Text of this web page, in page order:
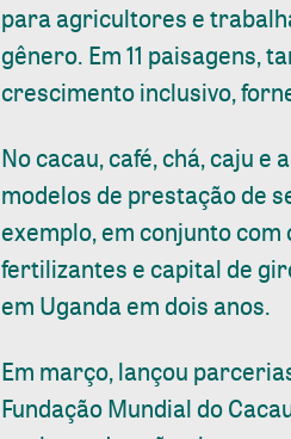
para agricultores e
gênero. Em 11 paisagens,
crescimento inclusivo,
No cacau, café, chá, caju
modelos de prestação de
exemplo, em conjunto
fertilizantes e capital de
em Uganda em dois anos.
Em março, lançou
Fundação Mundial do